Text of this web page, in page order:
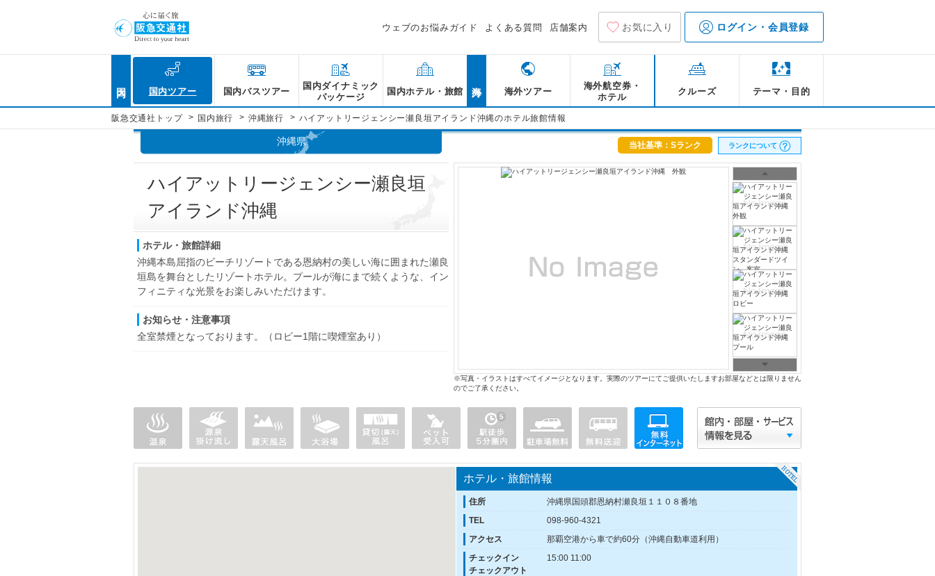
ウェブのお悩みガイド よくある質問 店舗案内 お気に入り ログイン・会員登録
国内ツアー 国内バスツアー
国内ダイナミック
パッケージ
国内ホテル・旅館 海外ツアー
海外航空券・
ホテル
クルーズ テーマ・目的
阪急交通社トップ > 国内旅行 > 沖縄旅行 > ハイアットリージェンシー瀬良垣アイランド沖縄のホテル旅館情報
沖縄県 当社基準：Sランク ランクについて
ハイアットリージェンシー瀬良垣
アイランド沖縄
ホテル・旅館詳細
沖縄本島屈指のビーチリゾートである恩納村の美しい海に囲まれた瀬良
垣島を舞台としたリゾートホテル。プールが海にまで続くような、イン
フィニティな光景をお楽しみいただけます。
お知らせ・注意事項
全室禁煙となっております。（ロビー1階に喫煙室あり）
※写真・イラストはすべてイメージとなります。実際のツアーにてご提供いたしますお部屋などとは限りません
のでご了承ください。
ホテル・旅館情報
住所
沖縄県国頭郡恩納村瀬良垣１１０８番地
TEL
098-960-4321
アクセス
那覇空港から車で約60分（沖縄自動車道利用）
チェックイン
チェックアウト
15:00 11:00